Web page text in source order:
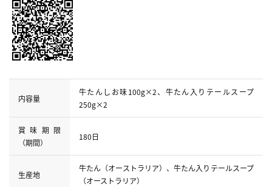
内容量
牛たんしお味100g×2、牛たん入りテールスープ
250g×2
賞味期限
（期間）
180日
生産地
牛たん（オーストラリア）、牛たん入りテールスープ
（オーストラリア）